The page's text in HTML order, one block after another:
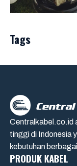
Tags
Centralkabel.co.id
tinggi di Indonesia
kebutuhan
PRODUK KABEL